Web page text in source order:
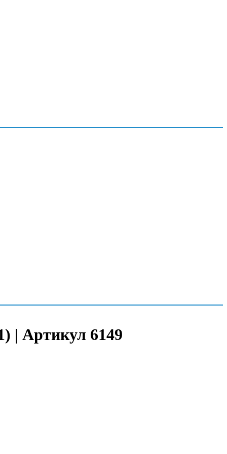
| Артикул 6149